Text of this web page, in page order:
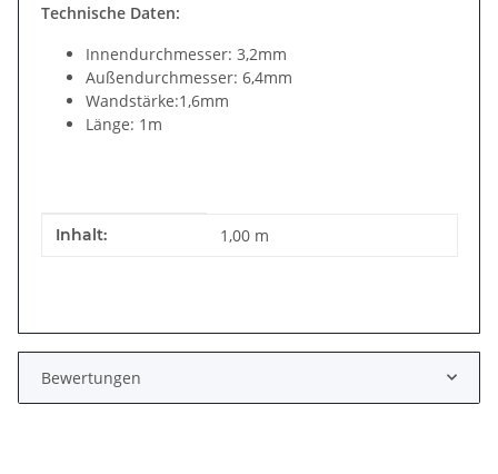
Technische Daten:
Innendurchmesser: 3,2mm
Außendurchmesser: 6,4mm
Wandstärke:1,6mm
Länge: 1m
Produkteigenschaft
Wert
Inhalt: 1,00 m
Bewertungen